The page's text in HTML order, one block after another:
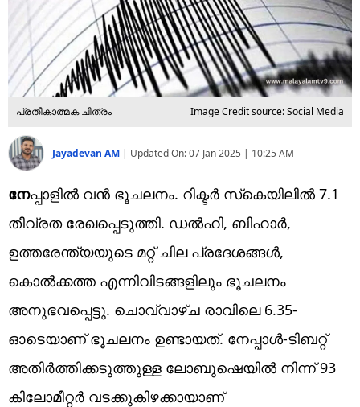
പ്രതീകാത്മക ചിത്രം Image Credit source: Social Media
Jayadevan AM | Updated On:07 Jan 2025 | 10:25 AM
നേപ്പാളില്‍ വന്‍ ഭൂചലനം. റിക്ടര്‍ സ്‌കെയിലില്‍ 7.1
തീവ്രത രേഖപ്പെടുത്തി. ഡല്‍ഹി, ബിഹാര്‍,
ഉത്തരേന്ത്യയുടെ മറ്റ് ചില പ്രദേശങ്ങള്‍,
കൊല്‍ക്കത്ത എന്നിവിടങ്ങളിലും ഭൂചലനം
അനുഭവപ്പെട്ടു. ചൊവ്വാഴ്ച രാവിലെ 6.35-
ഓടെയാണ് ഭൂചലനം ഉണ്ടായത്. നേപ്പാൾ-ടിബറ്റ്
അതിർത്തിക്കടുത്തുള്ള ലോബുഷെയിൽ നിന്ന് 93
കിലോമീറ്റർ വടക്കുകിഴക്കായാണ്